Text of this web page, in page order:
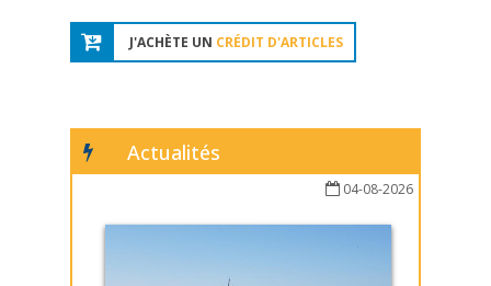
J'ACHÈTE UN CRÉDIT D'ARTICLES
Actualités
04-08-2026